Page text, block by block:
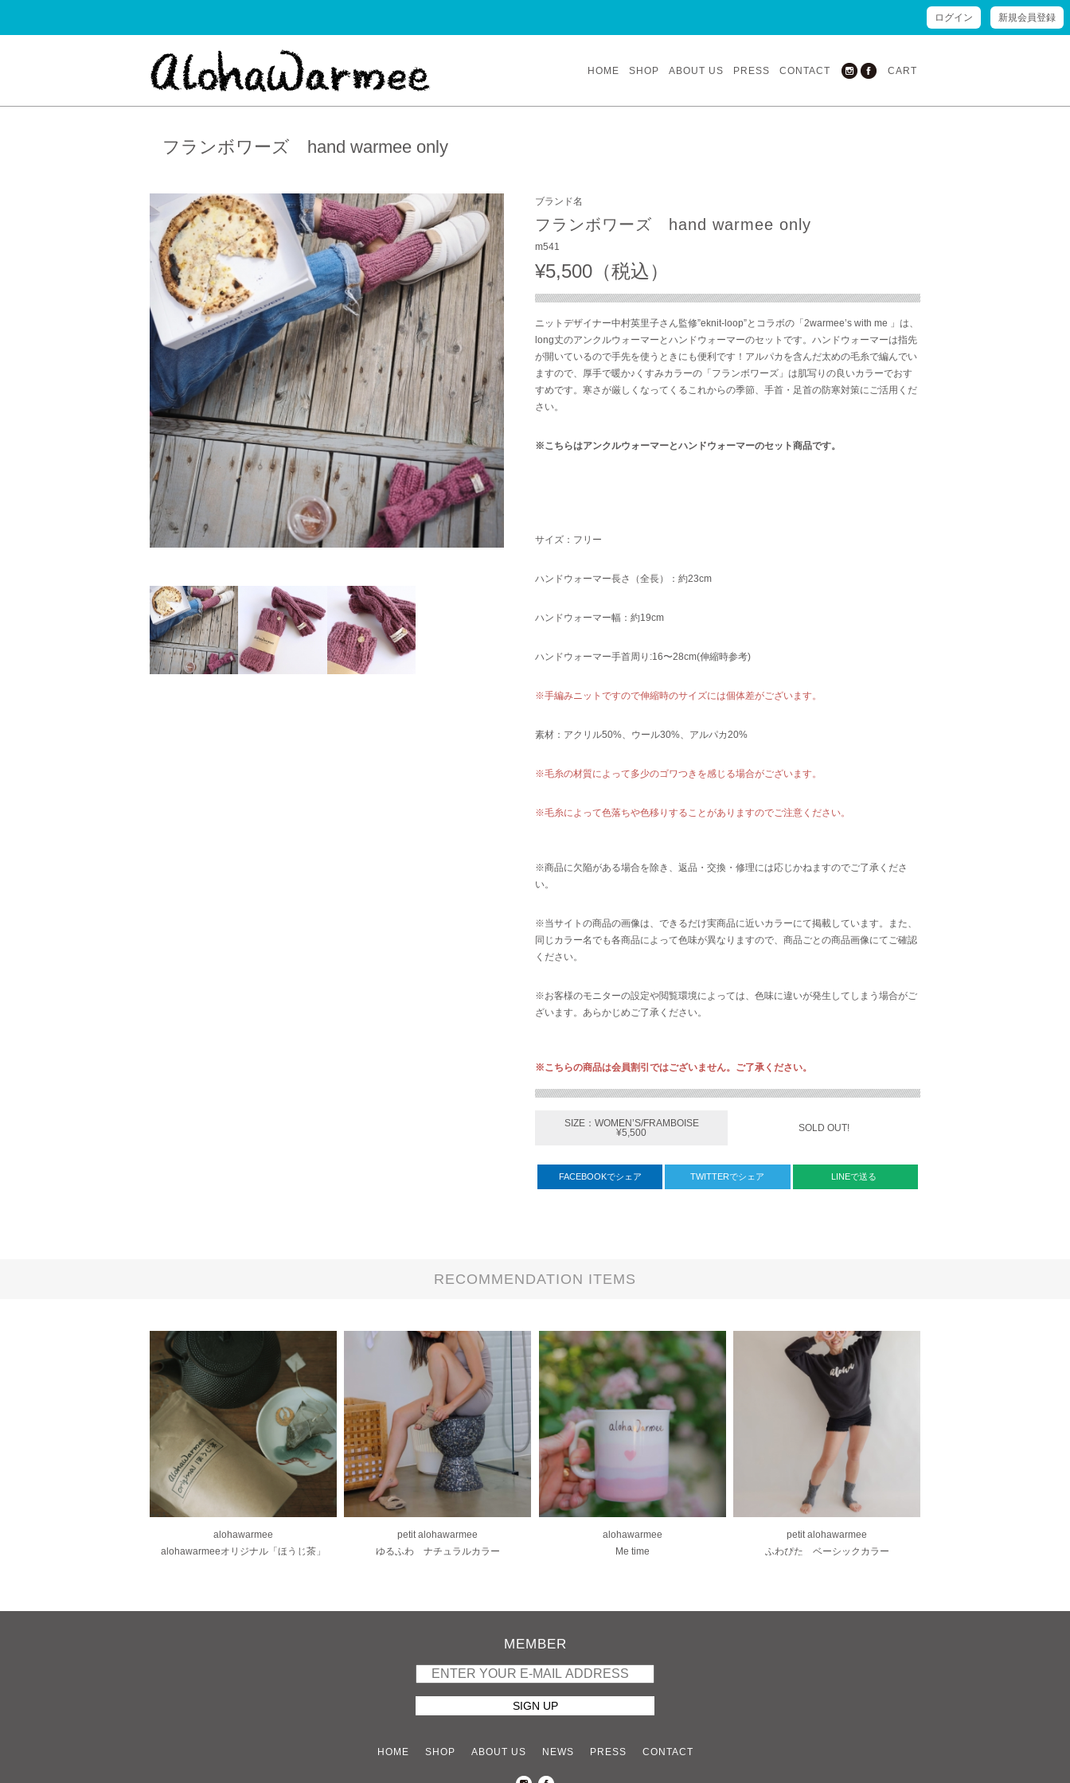
ログイン 新規会員登録
HOME SHOP ABOUT US PRESS CONTACT CART
フランボワーズ hand warmee only
ブランド名
フランボワーズ hand warmee only
m541
¥5,500（税込）
ニットデザイナー中村英里子さん監修”eknit-loop”とコラボの「2warmee’s with me 」は、
long丈のアンクルウォーマーとハンドウォーマーのセットです。ハンドウォーマーは指先
が開いているので手先を使うときにも便利です！アルパカを含んだ太めの毛糸で編んでい
ますので、厚手で暖か♪くすみカラーの「フランボワーズ」は肌写りの良いカラーでおす
すめです。寒さが厳しくなってくるこれからの季節、手首・足首の防寒対策にご活用くだ
さい。
※こちらはアンクルウォーマーとハンドウォーマーのセット商品です。
サイズ：フリー
ハンドウォーマー長さ（全長）：約23cm
ハンドウォーマー幅：約19cm
ハンドウォーマー手首周り:16〜28cm(伸縮時参考)
※手編みニットですので伸縮時のサイズには個体差がございます。
素材：アクリル50%、ウール30%、アルパカ20%
※毛糸の材質によって多少のゴワつきを感じる場合がございます。
※毛糸によって色落ちや色移りすることがありますのでご注意ください。
※商品に欠陥がある場合を除き、返品・交換・修理には応じかねますのでご了承くださ
い。
※当サイトの商品の画像は、できるだけ実商品に近いカラーにて掲載しています。また、
同じカラー名でも各商品によって色味が異なりますので、商品ごとの商品画像にてご確認
ください。
※お客様のモニターの設定や閲覧環境によっては、色味に違いが発生してしまう場合がご
ざいます。あらかじめご了承ください。
※こちらの商品は会員割引ではございません。ご了承ください。
SIZE：WOMEN’S/FRAMBOISE
¥5,500
SOLD OUT!
FACEBOOKでシェア TWITTERでシェア LINEで送る
RECOMMENDATION ITEMS
alohawarmee
alohawarmeeオリジナル「ほうじ茶」
petit alohawarmee
ゆるふわ ナチュラルカラー
alohawarmee
Me time
petit alohawarmee
ふわぴた ベーシックカラー
MEMBER
HOME SHOP ABOUT US NEWS PRESS CONTACT